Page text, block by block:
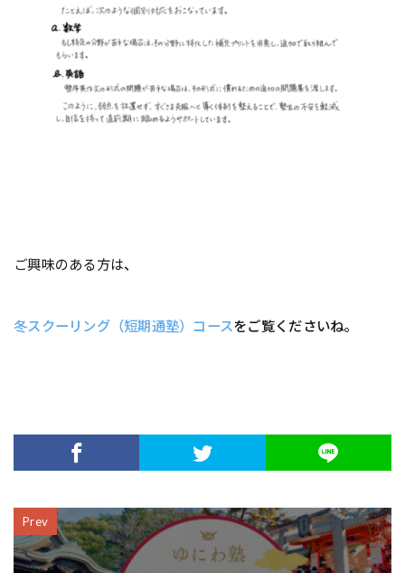
ご興味のある方は、
冬スクーリング（短期通塾）コースをご覧くださいね。
Prev